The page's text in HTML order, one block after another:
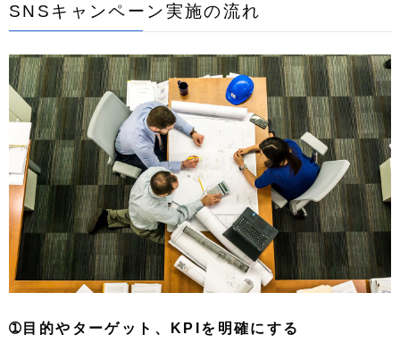
SNSキャンペーン実施の流れ
➀目的やターゲット、KPIを明確にする